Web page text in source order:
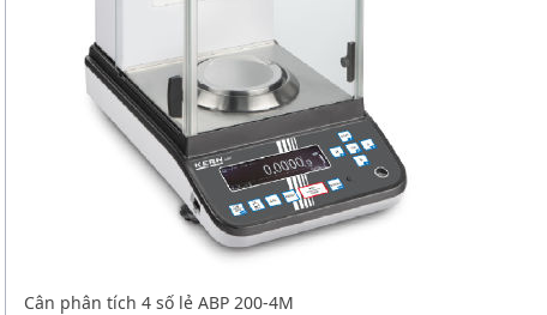
Cân phân tích 4 số lẻ ABP 200-4M